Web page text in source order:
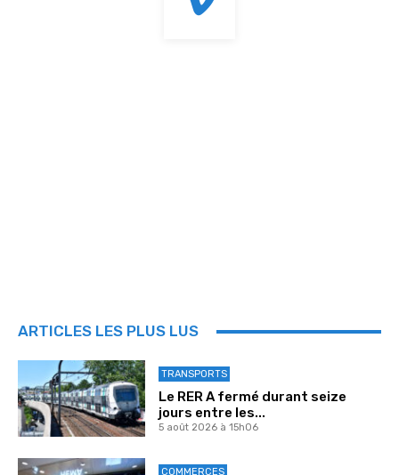
ARTICLES LES PLUS LUS
TRANSPORTS
Le RER A fermé durant seize
jours entre les...
5 août 2026 à 15h06
COMMERCES